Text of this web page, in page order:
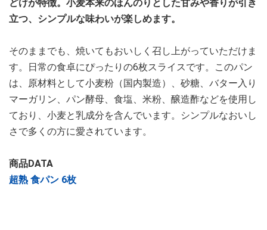
どけが特徴。小麦本来のほんのりとした甘みや香りが引き
立つ、シンプルな味わいが楽しめます。
そのままでも、焼いてもおいしく召し上がっていただけま
す。日常の食卓にぴったりの6枚スライスです。このパン
は、原材料として小麦粉（国内製造）、砂糖、バター入り
マーガリン、パン酵母、食塩、米粉、醸造酢などを使用し
ており、小麦と乳成分を含んでいます。シンプルなおいし
さで多くの方に愛されています。
商品DATA
超熟 食パン 6枚